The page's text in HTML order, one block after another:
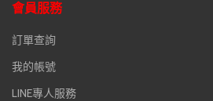
會員服務
訂單查詢
我的帳號
LINE專人服務